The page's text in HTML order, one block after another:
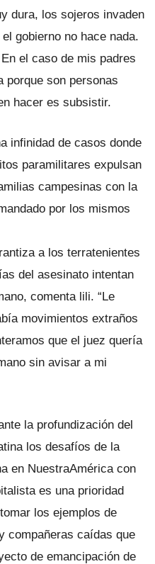
dura, los sojeros invaden
gobierno no hace nada.
el caso de mis padres
porque son personas
hacer es subsistir.
infinidad de casos donde
paramilitares expulsan
campesinas con la
por los mismos
a los terratenientes
del asesinato intentan
comenta lili. “Le
movimientos extraños
que el juez quería
sin avisar a mi
la profundización del
los desafíos de la
en NuestraAmérica con
es una prioridad
los ejemplos de
compañeras caídas que
de emancipación de